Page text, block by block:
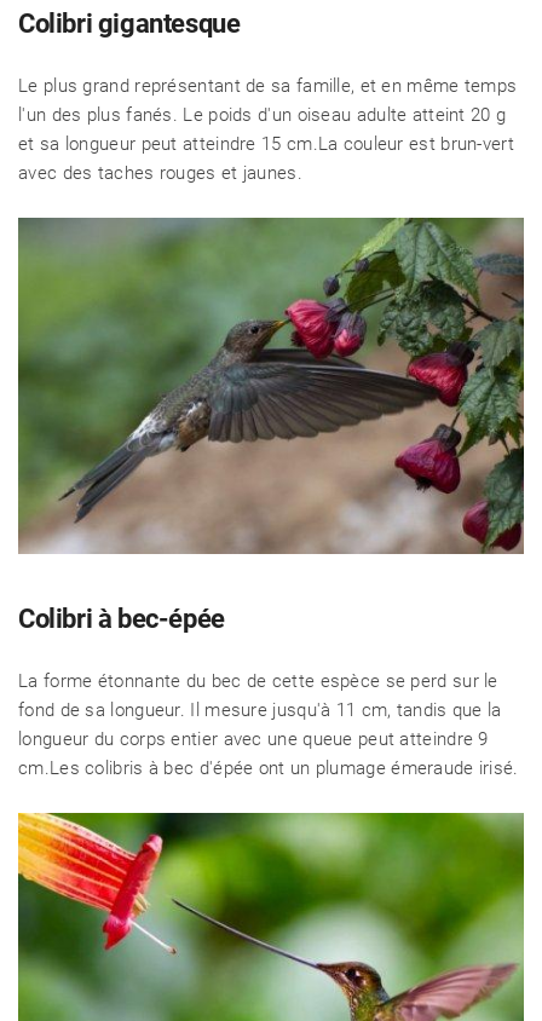
Colibri gigantesque
Le plus grand représentant de sa famille, et en même temps
l'un des plus fanés. Le poids d'un oiseau adulte atteint 20 g
et sa longueur peut atteindre 15 cm.La couleur est brun-vert
avec des taches rouges et jaunes.
Colibri à bec-épée
La forme étonnante du bec de cette espèce se perd sur le
fond de sa longueur. Il mesure jusqu'à 11 cm, tandis que la
longueur du corps entier avec une queue peut atteindre 9
cm.Les colibris à bec d'épée ont un plumage émeraude irisé.